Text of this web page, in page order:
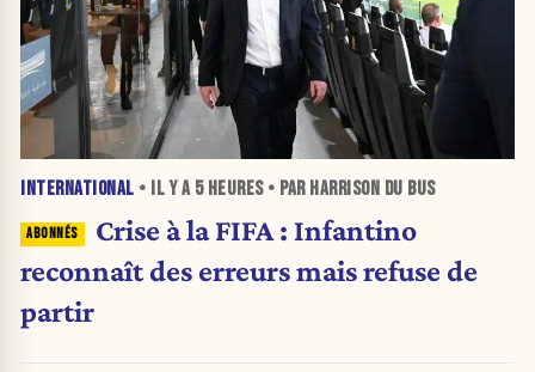
INTERNATIONAL • IL Y A 5 HEURES• PAR HARRISON DU BUS
Crise à la FIFA : Infantino
reconnaît des erreurs mais refuse de
partir